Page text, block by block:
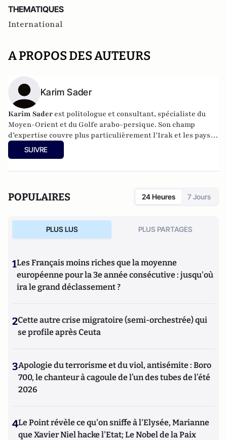
THEMATIQUES
International
A PROPOS DES AUTEURS
Karim Sader
Karim Sader est politologue et consultant, spécialiste du
Moyen-Orient et du Golfe arabo-persique. Son champ
d’expertise couvre plus particulièrement l’Irak et les pays
du Golfe où il intervient auprès des entreprises françaises
dans leurs stratégies d’implantation et de consolidation.
SUIVRE
POPULAIRES 24 Heures 7 Jours
PLUS LUS PLUS PARTAGES
1Les Français moins riches que la moyenne
européenne pour la 3e année consécutive : jusqu'où
ira le grand déclassement ?
2Cette autre crise migratoire (semi-orchestrée) qui
se profile après Ceuta
3Apologie du terrorisme et du viol, antisémite : Boro
700, le chanteur à cagoule de l’un des tubes de l’été
2026
4Le Point révèle ce qu'on sniffe à l'Elysée, Marianne
que Xavier Niel hacke l'Etat; Le Nobel de la Paix